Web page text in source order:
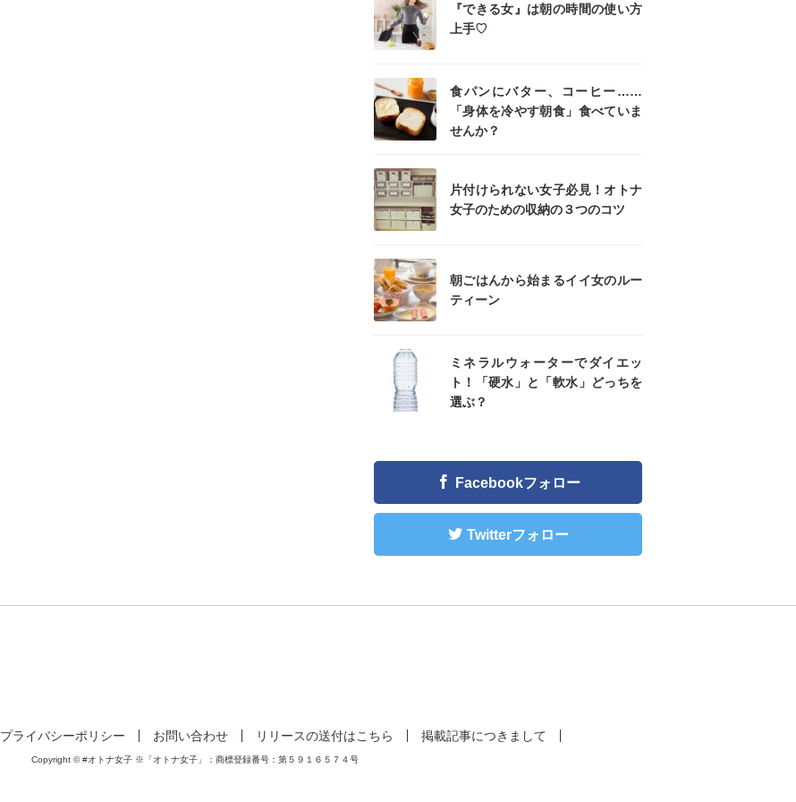
『できる女』は朝の時間の使い方
上手♡
食パンにバター、コーヒー……
「身体を冷やす朝食」食べていま
せんか？
片付けられない女子必見！オトナ
女子のための収納の３つのコツ
朝ごはんから始まるイイ女のルー
ティーン
ミネラルウォーターでダイエッ
ト！「硬水」と「軟水」どっちを
選ぶ？
Facebookフォロー
Twitterフォロー
プライバシーポリシー お問い合わせ リリースの送付はこちら 掲載記事につきまして
Copyright © #オトナ女子 ※「オトナ女子」：商標登録番号：第５９１６５７４号